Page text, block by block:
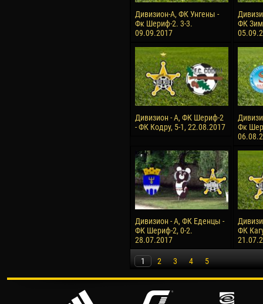
Дивизион-А, ФК Унгены -
Фк Шериф-2. 3-3.
09.09.2017
ФК
Дивизион - А, ФК Шериф-2
- ФК Кодру, 5-1, 22.08.2017
Фк
Дивизион - А, ФК Еденцы -
ФК Шериф-2, 0-2.
28.07.2017
ФК
1 2 3 4 5